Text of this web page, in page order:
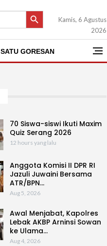
SEARCH BUTTON
Kamis, 6 Agustus
2026
SATU GORESAN
70 Siswa-siswi Ikuti Maxim
Quiz Serang 2026
12 hours yang lalu
Anggota Komisi II DPR RI
Jazuli Juwaini Bersama
ATR/BPN…
Aug 5, 2026
Awal Menjabat, Kapolres
Lebak AKBP Arninsi Sowan
ke Ulama…
Aug 4, 2026